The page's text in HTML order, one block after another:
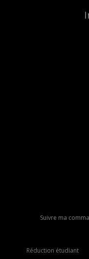
Suivre ma
Réduction étudiant